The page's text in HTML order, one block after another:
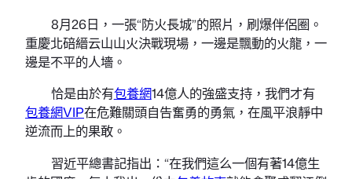
8月26日，一張“防火長城”的照片，刷爆伴侶圈。
重慶北碚縉云山山火決戰現場，一邊是飄動的火龍，一
邊是不平的人墻。
恰是由於有包養網14億人的強盛支持，我們才有
包養網VIP在危難關頭自告奮勇的勇氣，在風平浪靜中
逆流而上的果敢。
習近平總書記指出：“在我們這么一個有著14億生